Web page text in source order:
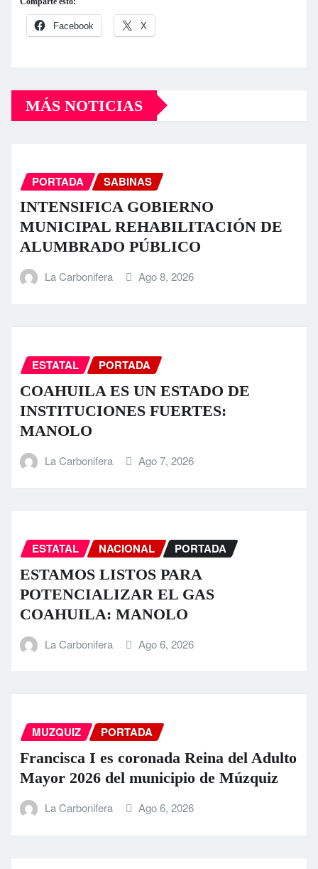
Facebook X
MÁS NOTICIAS
PORTADA SABINAS
INTENSIFICA GOBIERNO
MUNICIPAL REHABILITACIÓN DE
ALUMBRADO PÚBLICO
La Carbonifera Ago 8, 2026
ESTATAL PORTADA
COAHUILA ES UN ESTADO DE
INSTITUCIONES FUERTES:
MANOLO
La Carbonifera Ago 7, 2026
ESTATAL NACIONAL PORTADA
ESTAMOS LISTOS PARA
POTENCIALIZAR EL GAS
COAHUILA: MANOLO
La Carbonifera Ago 6, 2026
MUZQUIZ PORTADA
Francisca I es coronada Reina del Adulto
Mayor 2026 del municipio de Múzquiz
La Carbonifera Ago 6, 2026